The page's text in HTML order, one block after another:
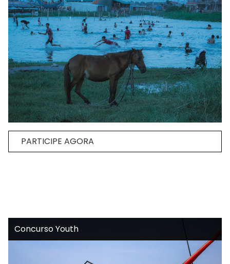
PARTICIPE AGORA
Concurso Youth